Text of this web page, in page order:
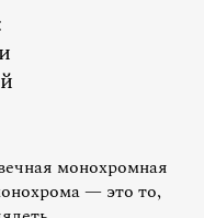
монохромная
— это то,